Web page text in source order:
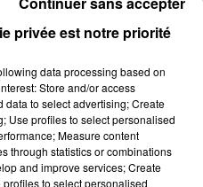
au film
Toy Story pour lequel il
Ermey's long time
Bill Rogin:
I regret to inform you
("The Gunny") passed
privée est notre priorité
data processing based on
Store and/or access
to select advertising; Create
Use profiles to select personalised
Measure content
through statistics or combinations
and improve services; Create
to select personalised